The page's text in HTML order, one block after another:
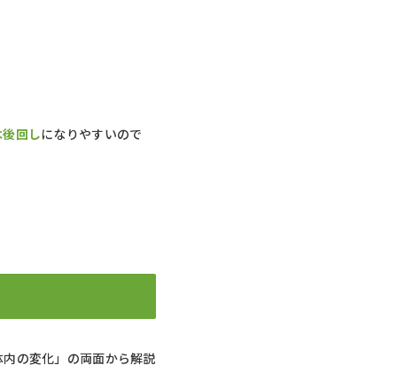
回しになりやすいので
の変化」の両面から解説